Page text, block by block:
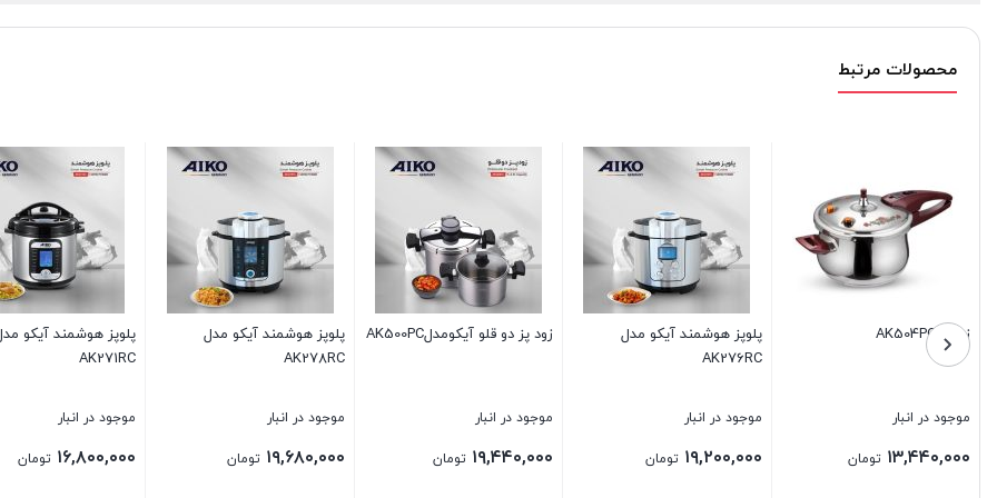
محصولات مرتبط
زود پز دو قلو آیکومدلAK500PC
موجود در انبار
۱۹,۴۴۰,۰۰۰ تومان
پلوپز هوشمند آیکو مدل
AK278RC
موجود در انبار
۱۹,۶۸۰,۰۰۰ تومان
پلوپز هوشمند آیکو مدل
موجود در انبار
۱۶,۸۰۰,۰۰۰ تومان
زودپز AK503PC
موجود در انبار
۱۱,۶۸۰,۰۰۰ تومان
زود پز 5 لیتری آیکو AK480PC
موجود در انبار
۱۱,۰۰۰,۰۰۰ تومان